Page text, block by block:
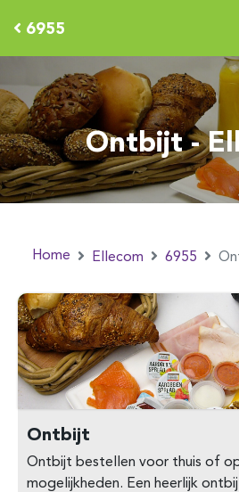
6955
Ontbijt -
Home Ellecom 6955
Ontbijt
Ontbijt bestellen voor thuis of
mogelijkheden. Een heerlijk